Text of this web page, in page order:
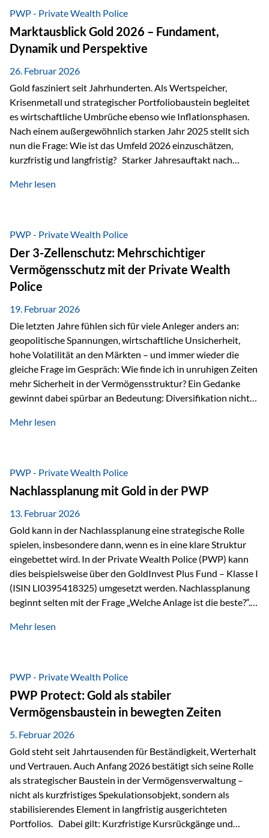
unbürokratisch übertragen, ohne ausschließlich auf ein
Testament angewiesen zu sein? Wenn klassische Lösungen
nicht ausreichen Traditionelle Nachlassregelungen stoßen
oft…
PWP - Private Wealth Police
Marktausblick Gold 2026 – Fundament,
Dynamik und Perspektive
26. Februar 2026
Gold fasziniert seit Jahrhunderten. Als Wertspeicher,
Krisenmetall und strategischer Portfoliobaustein begleitet
es wirtschaftliche Umbrüche ebenso wie Inflationsphasen.
Nach einem außergewöhnlich starken Jahr 2025 stellt sich
nun die Frage: Wie ist das Umfeld 2026 einzuschätzen,
kurzfristig und langfristig? Starker Jahresauftakt nach
Dynamik in das Jahr 2026 gestartet. Zwischen dem
Währungen: +11,5 % Bereits 2025 war ein außergewöhnlich
starkes Jahr: +64,4 % in USD Durchschnitt über alle
Währungen: +56,6 % Langfristig zeigt sich ebenfalls ein
solides…
Mehr lesen
PWP - Private Wealth Police
Der 3-Zellenschutz: Mehrschichtiger
Vermögensschutz mit der Private Wealth
Police
19. Februar 2026
Die letzten Jahre fühlen sich für viele Anleger anders an:
geopolitische Spannungen, wirtschaftliche Unsicherheit,
hohe Volatilität an den Märkten – und immer wieder die
gleiche Frage im Gespräch: Wie finde ich in unruhigen Zeiten
mehr Sicherheit in der Vermögensstruktur? Ein Gedanke
gewinnt dabei spürbar an Bedeutung: Diversifikation nicht
Wer Vermögen ausschließlich in einem Rechtsraum
Liechtenstein eine Rolle spielen: außerhalb der EU, ohne
Euro, mit einem eigenständigen Rechts- und Finanzplatz.
Und genau an dieser Stelle setzt der 3-Zellenschutz an –…
Mehr lesen
PWP - Private Wealth Police
Nachlassplanung mit Gold in der PWP
13. Februar 2026
Gold kann in der Nachlassplanung eine strategische Rolle
spielen, insbesondere dann, wenn es in eine klare Struktur
eingebettet wird. In der Private Wealth Police (PWP) kann
dies beispielsweise über den GoldInvest Plus Fund – Klasse I
(ISIN LI0395418325) umgesetzt werden. Nachlassplanung
beginnt selten mit der Frage „Welche Anlage ist die beste?“.
was bekommen – wann – und in welcher Struktur?Und vor
bei größeren Vermögen ist das entscheidend.
Mehr lesen
PWP - Private Wealth Police
PWP Protect: Gold als stabiler
Vermögensbaustein in bewegten Zeiten
5. Februar 2026
Gold steht seit Jahrtausenden für Beständigkeit, Werterhalt
und Vertrauen. Auch Anfang 2026 bestätigt sich seine Rolle
als strategischer Baustein in der Vermögensverwaltung –
nicht als kurzfristiges Spekulationsobjekt, sondern als
stabilisierendes Element in langfristig ausgerichteten
Portfolios. Dabei gilt: Kurzfristige Kursrückgänge und